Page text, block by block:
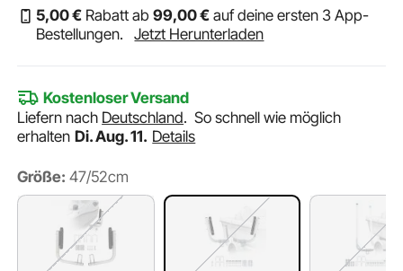
5,00€ Rabatt ab99,00€ auf deine ersten 3 App-
Bestellungen.
Jetzt Herunterladen
Kostenloser Versand
Liefern nach Deutschland.So schnell wie möglich
erhalten Di. Aug. 11. Details
Größe: 47/52cm